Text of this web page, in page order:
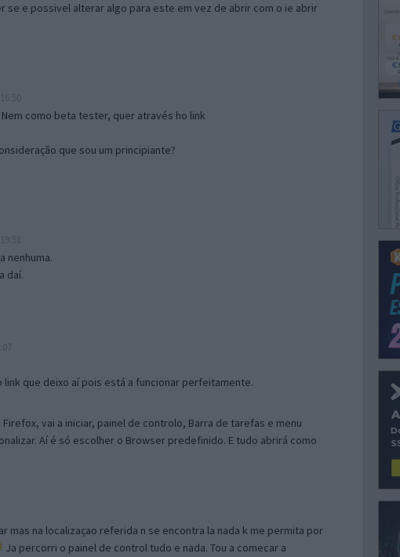
se e possivel alterar algo para este em vez de abrir com o ie abrir
como beta tester, quer através ho link
que sou um principiante?
nenhuma.
daí.
que deixo aí pois está a funcionar perfeitamente.
vai a iniciar, painel de controlo, Barra de tarefas e menu
Aí é só escolher o Browser predefinido. E tudo abrirá como
mas na localizaçao referida n se encontra la nada k me permita por
Ja percorri o painel de control tudo e nada. Tou a comecar a